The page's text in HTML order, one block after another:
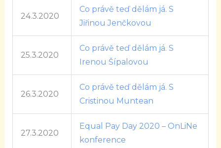
24.3.2020
Co právě teď dělám já. S
Jiřinou Jenčkovou
25.3.2020
Co právě teď dělám já. S
Irenou Šípalovou
26.3.2020
Co právě teď dělám já. S
Cristinou Muntean
27.3.2020
Equal Pay Day 2020 – OnLiNe
konference